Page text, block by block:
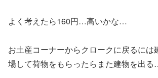
よく考えたら160円…高いかな…
お土産コーナーからクロークに戻るには
場して荷物をもらったらまた建物を出る